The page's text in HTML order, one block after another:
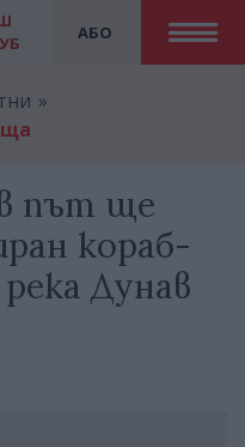
АБО
път ще
кораб-
Дунав